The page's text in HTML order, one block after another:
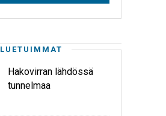
LUETUIMMAT
Hakovirran lähdössä
tunnelmaa